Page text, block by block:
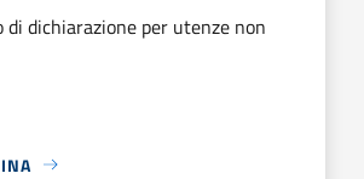
di dichiarazione per utenze non